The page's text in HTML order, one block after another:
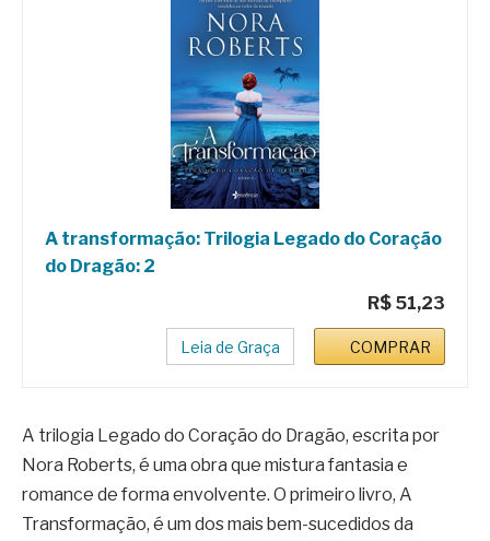
A transformação: Trilogia Legado do Coração
do Dragão: 2
R$ 51,23
Leia de Graça COMPRAR
A trilogia Legado do Coração do Dragão, escrita por
Nora Roberts, é uma obra que mistura fantasia e
romance de forma envolvente. O primeiro livro, A
Transformação, é um dos mais bem-sucedidos da